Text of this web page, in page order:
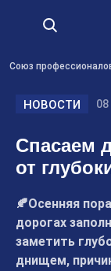
Союз
НОВОСТИ 08
Спасаем
от
🍂Осенняя
дорогах
заметить
днищем,